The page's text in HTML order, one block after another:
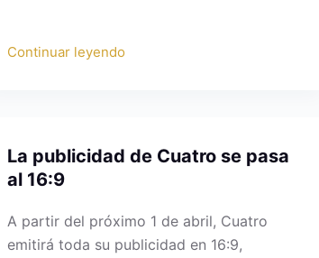
Continuar leyendo
La publicidad de Cuatro se pasa
al 16:9
A partir del próximo 1 de abril, Cuatro
emitirá toda su publicidad en 16:9,